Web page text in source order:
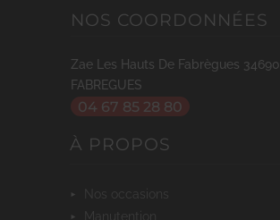
NOS COORDONNÉES
Zae Les Hauts De Fabrègues 34690
FABREGUES
04 67 85 28 80
À PROPOS
nos occasions
manutention